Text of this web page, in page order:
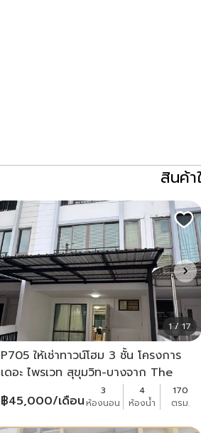
สินค้า
1 / 17
P705 ให้เช่าทาวน์โฮม 3 ชั้น โครงการ
เดอะ ไพรเวท สุขุมวิท-บางจาก The
Private Sukhumvit-Bangchak ซอย
สุขุมวิท 97/1 ใกล้ BTS บางจาก เหมาะ
พักอาศัย
฿45,000/เดือน
3
ห้องนอน
4
ห้องน้ำ
170
ตรม.